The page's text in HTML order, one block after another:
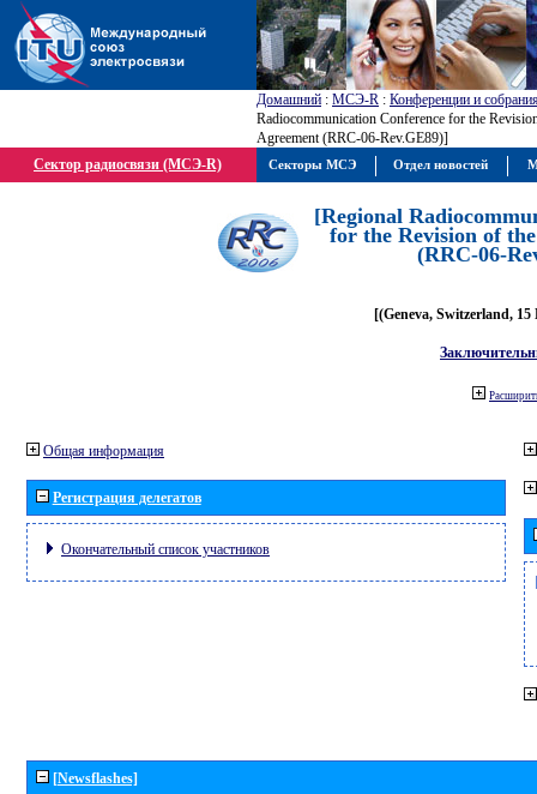
Домашний : МСЭ-R : Конференции и
Radiocommunication Conference for the
Agreement (RRC-06-Rev.GE89)]
Сектор радиосвязи (МСЭ-R)
[Regional
for the Revision of
(RRC-06-
[(Geneva, Switzerland, 15
Общая информация
Регистрация делегатов
Окончательный список участников
[Newsflashes]
Секторы МСЭ Отдел новостей